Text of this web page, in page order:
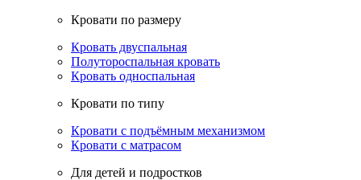
Кровати по размеру
Кровать двуспальная
Полутороспальная кровать
Кровать односпальная
Кровати по типу
Кровати с подъёмным механизмом
Кровати с матрасом
Для детей и подростков